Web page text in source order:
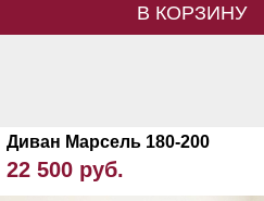
В КОРЗИНУ
Диван Марсель 180-200
22 500 руб.